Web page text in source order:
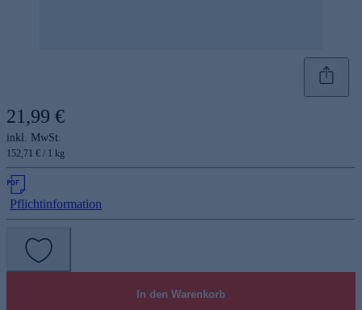
21,99 €
inkl. MwSt.
152,71 € / 1 kg
Pflichtinformation
In den Warenkorb